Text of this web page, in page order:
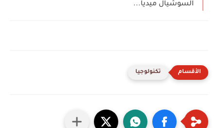
السوشيال ميديا...
تكنولوجيا